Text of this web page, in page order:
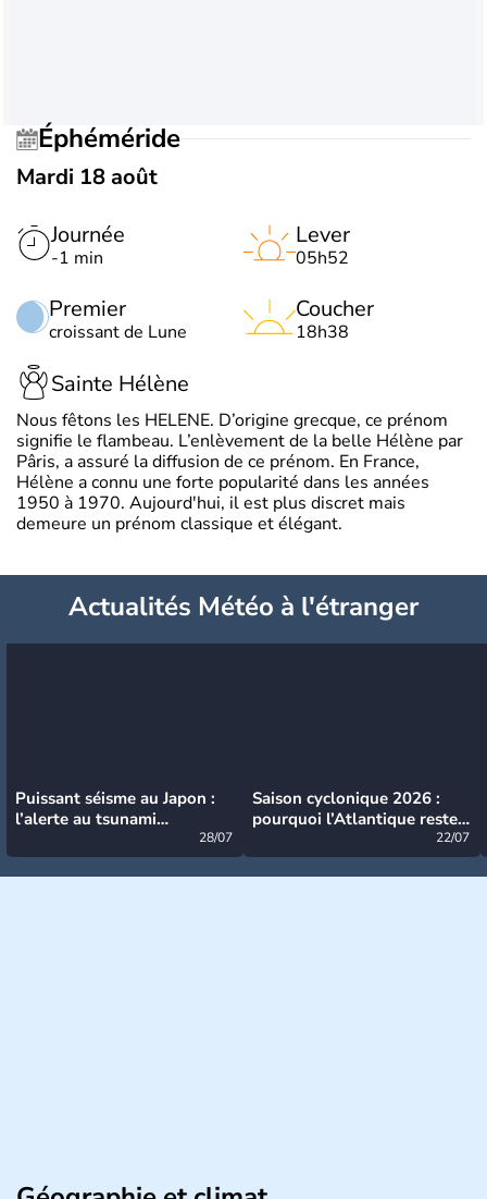
Éphéméride
Mardi 18 août
Journée
-1 min
Premier
croissant de Lune
Lever
05h52
Coucher
18h38
Sainte Hélène
Nous fêtons les HELENE. D’origine grecque, ce prénom
signifie le flambeau. L’enlèvement de la belle Hélène par
Pâris, a assuré la diffusion de ce prénom. En France,
Hélène a connu une forte popularité dans les années
1950 à 1970. Aujourd'hui, il est plus discret mais
demeure un prénom classique et élégant.
Actualités Météo à l'étranger
Puissant séisme au Japon :
l’alerte au tsunami
28/07
Saison cyclonique 2026 :
pourquoi l’Atlantique reste
22/07